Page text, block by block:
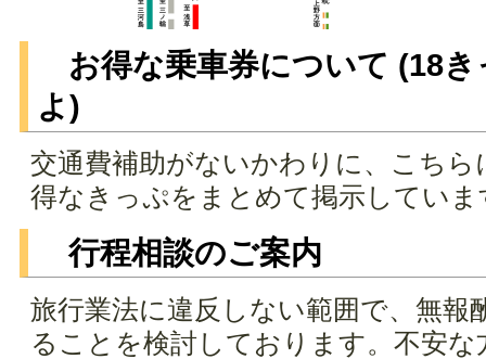
お得な乗車券について (18き
よ)
交通費補助がないかわりに、こち
得なきっぷをまとめて掲示していま
行程相談のご案内
旅行業法に違反しない範囲で、無報
ることを検討しております。不安